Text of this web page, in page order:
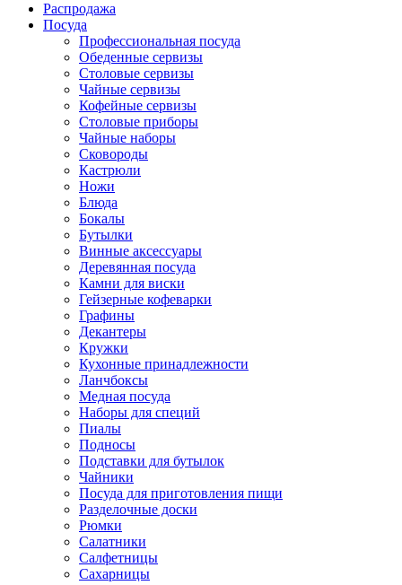
Распродажа
Посуда
Профессиональная посуда
Обеденные сервизы
Столовые сервизы
Чайные сервизы
Кофейные сервизы
Столовые приборы
Чайные наборы
Сковороды
Кастрюли
Ножи
Блюда
Бокалы
Бутылки
Винные аксессуары
Деревянная посуда
Камни для виски
Гейзерные кофеварки
Графины
Декантеры
Кружки
Кухонные принадлежности
Ланчбоксы
Медная посуда
Наборы для специй
Пиалы
Подносы
Подставки для бутылок
Чайники
Посуда для приготовления пищи
Разделочные доски
Рюмки
Салатники
Салфетницы
Сахарницы